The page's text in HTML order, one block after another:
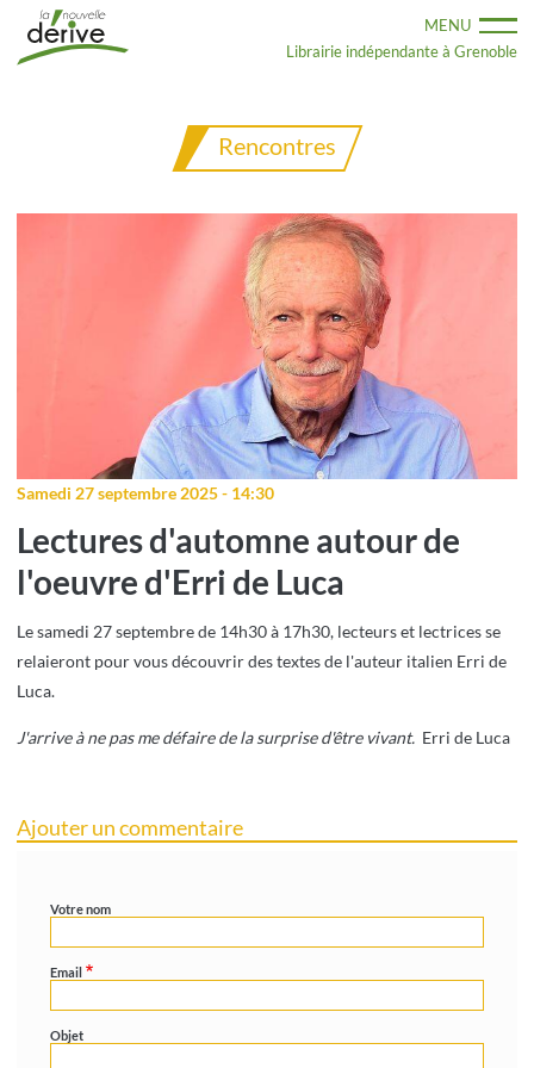
contenu
principal
Librairie indépendante à Grenoble
MENU
Rencontres
Samedi 27 septembre 2025 - 14:30
Lectures d'automne autour de
l'oeuvre d'Erri de Luca
Le samedi 27 septembre de 14h30 à 17h30, lecteurs et lectrices se
relaieront pour vous découvrir des textes de l'auteur italien Erri de
Luca.
J'arrive à ne pas me défaire de la surprise d'être vivant. Erri de Luca
Ajouter un commentaire
Votre nom
Email
Objet